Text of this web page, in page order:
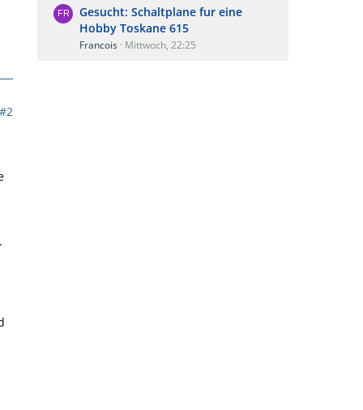
#2
Gesucht: Schaltplane fur eine
Hobby Toskane 615
Francois Mittwoch, 22:25